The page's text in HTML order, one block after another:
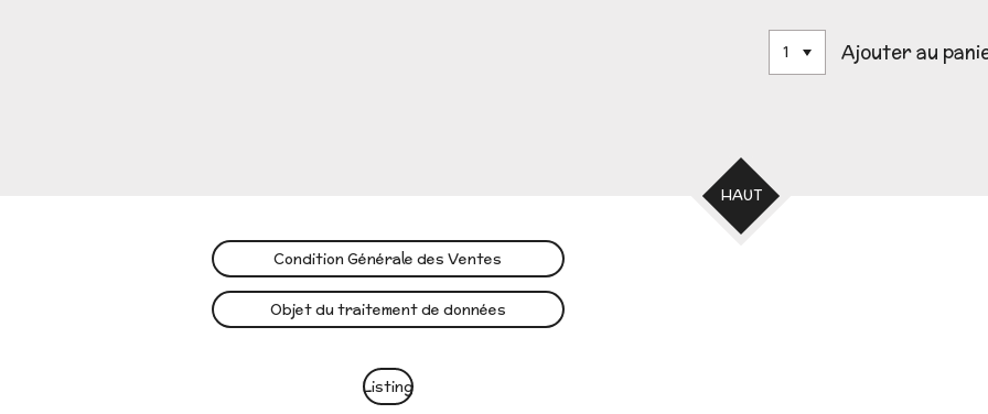
Ajouter au
HAUT
Condition Générale des Ventes
Objet du traitement de données
Listing